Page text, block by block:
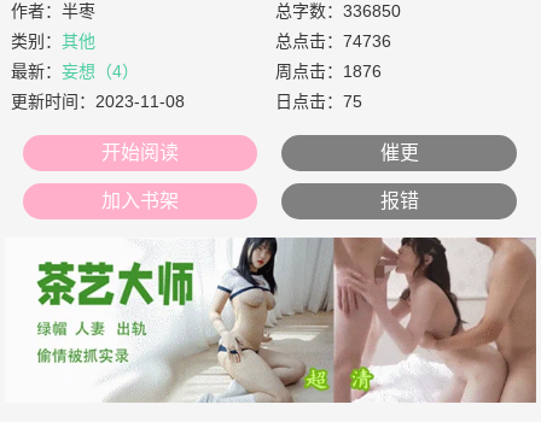
作者：半枣
类别：其他
最新：妄想（4）
更新时间： 2023-11-08
总字数：336850
总点击：74736
周点击：1876
日点击：75
开始阅读 催更
加入书架 报错